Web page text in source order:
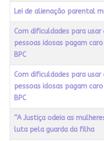
Lei de alienação parental
Com dificuldades para usar
pessoas idosas pagam
BPC
Com dificuldades para usar
pessoas idosas pagam
BPC
“A Justiça odeia as
luta pela guarda da filha